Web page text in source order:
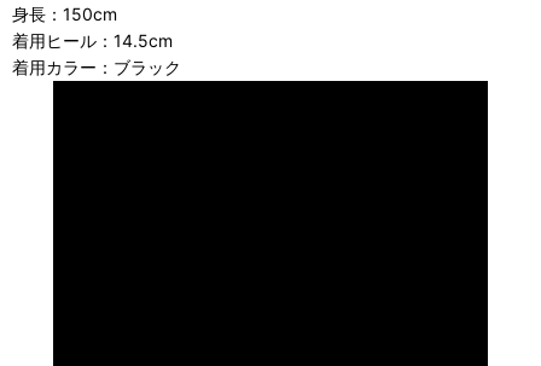
身長：150cm
着用ヒール：14.5cm
着用カラー：ブラック